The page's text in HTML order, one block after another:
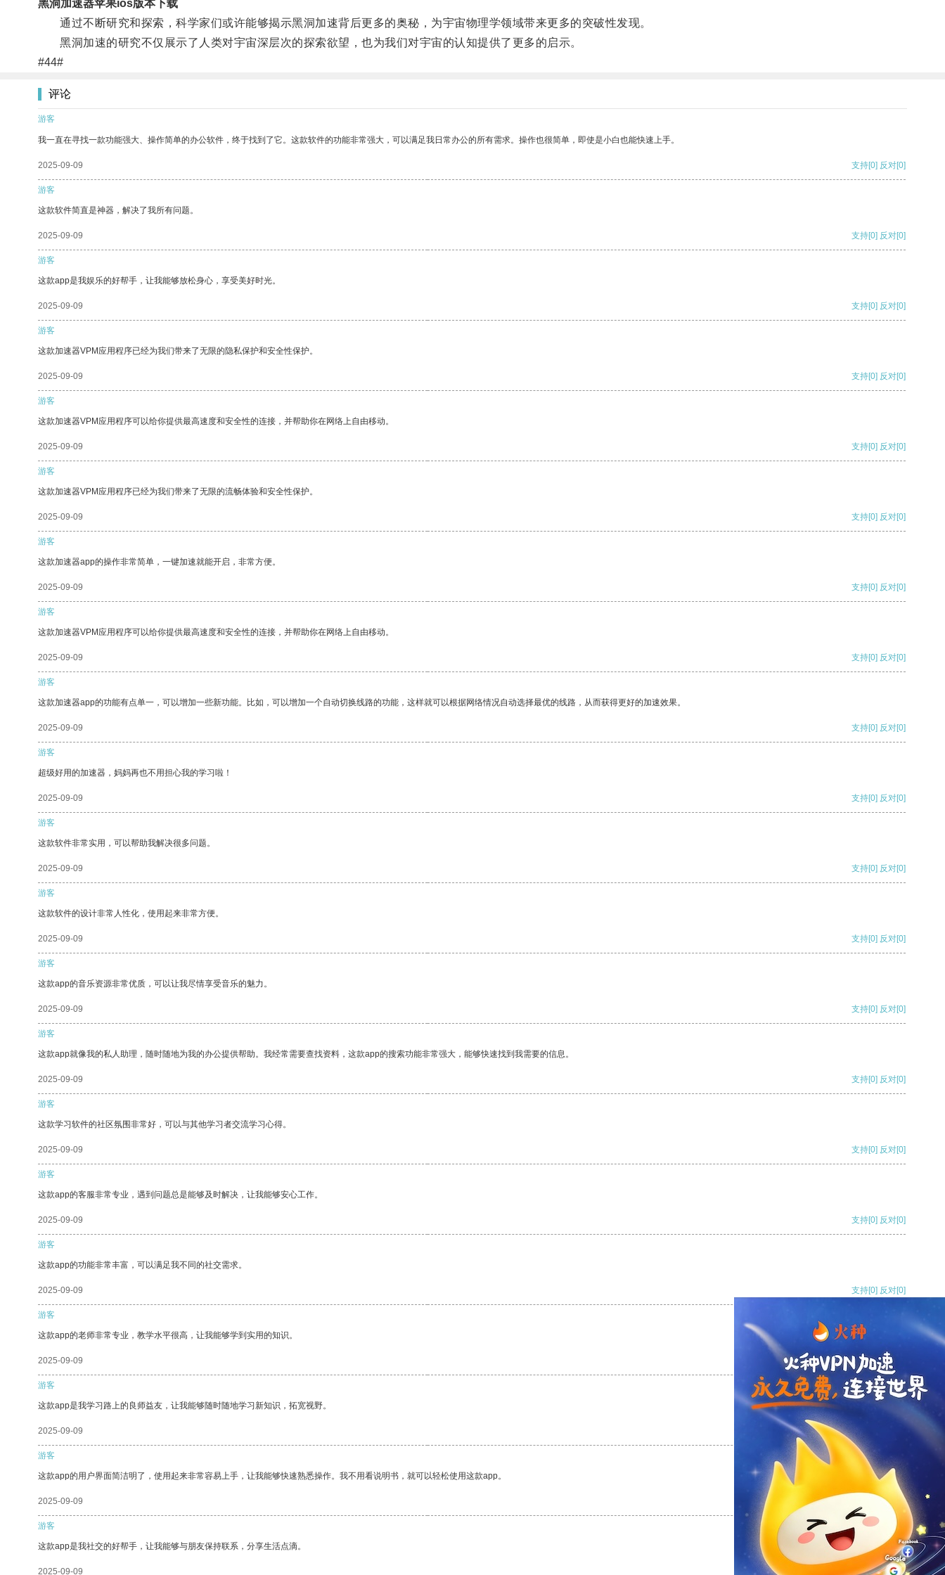
黑洞加速器苹果ios版本下载
通过不断研究和探索，科学家们或许能够揭示黑洞加速背后更多的奥秘，为宇宙物理学领域带来更多的突破性发现。
黑洞加速的研究不仅展示了人类对宇宙深层次的探索欲望，也为我们对宇宙的认知提供了更多的启示。
#44#
评论
游客
我一直在寻找一款功能强大、操作简单的办公软件，终于找到了它。这款软件的功能非常强大，可以满足我日常办公的所有需求。操作也很简单，即使是小白也能快速上手。
2025-09-09 支持[0] 反对[0]
游客
这款软件简直是神器，解决了我所有问题。
2025-09-09 支持[0] 反对[0]
游客
这款app是我娱乐的好帮手，让我能够放松身心，享受美好时光。
2025-09-09 支持[0] 反对[0]
游客
这款加速器VPM应用程序已经为我们带来了无限的隐私保护和安全性保护。
2025-09-09 支持[0] 反对[0]
游客
这款加速器VPM应用程序可以给你提供最高速度和安全性的连接，并帮助你在网络上自由移动。
2025-09-09 支持[0] 反对[0]
游客
这款加速器VPM应用程序已经为我们带来了无限的流畅体验和安全性保护。
2025-09-09 支持[0] 反对[0]
游客
这款加速器app的操作非常简单，一键加速就能开启，非常方便。
2025-09-09 支持[0] 反对[0]
游客
这款加速器VPM应用程序可以给你提供最高速度和安全性的连接，并帮助你在网络上自由移动。
2025-09-09 支持[0] 反对[0]
游客
这款加速器app的功能有点单一，可以增加一些新功能。比如，可以增加一个自动切换线路的功能，这样就可以根据网络情况自动选择最优的线路，从而获得更好的加速效果。
2025-09-09 支持[0] 反对[0]
游客
超级好用的加速器，妈妈再也不用担心我的学习啦！
2025-09-09 支持[0] 反对[0]
游客
这款软件非常实用，可以帮助我解决很多问题。
2025-09-09 支持[0] 反对[0]
游客
这款软件的设计非常人性化，使用起来非常方便。
2025-09-09 支持[0] 反对[0]
游客
这款app的音乐资源非常优质，可以让我尽情享受音乐的魅力。
2025-09-09 支持[0] 反对[0]
游客
这款app就像我的私人助理，随时随地为我的办公提供帮助。我经常需要查找资料，这款app的搜索功能非常强大，能够快速找到我需要的信息。
2025-09-09 支持[0] 反对[0]
游客
这款学习软件的社区氛围非常好，可以与其他学习者交流学习心得。
2025-09-09 支持[0] 反对[0]
游客
这款app的客服非常专业，遇到问题总是能够及时解决，让我能够安心工作。
2025-09-09 支持[0] 反对[0]
游客
这款app的功能非常丰富，可以满足我不同的社交需求。
2025-09-09 支持[0] 反对[0]
游客
这款app的老师非常专业，教学水平很高，让我能够学到实用的知识。
2025-09-09 支持[0] 反对
游客
这款app是我学习路上的良师益友，让我能够随时随地学习新知识，拓宽视野。
2025-09-09 支持
游客
这款app的用户界面简洁明了，使用起来非常容易上手，让我能够快速熟悉操作。我不用看说明书，就可以轻松使用这款app。
2025-09-09 反对 [0]
游客
这款app是我社交的好帮手，让我能够与朋友保持联系，分享生活点滴。
2025-09-09 支持[0] 反对[0]